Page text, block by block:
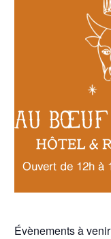
Évènements à venir